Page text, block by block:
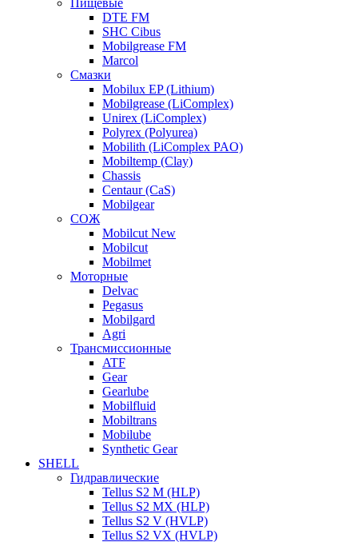
Пищевые
DTE FM
SHC Cibus
Mobilgrease FM
Marcol
Смазки
Mobilux EP (Lithium)
Mobilgrease (LiComplex)
Unirex (LiComplex)
Polyrex (Polyurea)
Mobilith (LiComplex PAO)
Mobiltemp (Clay)
Chassis
Centaur (CaS)
Mobilgear
СОЖ
Mobilcut New
Mobilcut
Mobilmet
Моторные
Delvac
Pegasus
Mobilgard
Agri
Трансмиссионные
ATF
Gear
Gearlube
Mobilfluid
Mobiltrans
Mobilube
Synthetic Gear
SHELL
Гидравлические
Tellus S2 M (HLP)
Tellus S2 MХ (HLP)
Tellus S2 V (HVLP)
Tellus S2 VX (HVLP)